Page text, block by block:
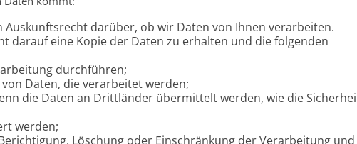
Auskunftsrecht darüber, ob wir Daten von Ihnen verarbeiten.
darauf eine Kopie der Daten zu erhalten und die folgenden
durchführen;
Daten, die verarbeitet werden;
die Daten an Drittländer übermittelt werden, wie die
werden;
Löschung oder Einschränkung der Verarbeitung und